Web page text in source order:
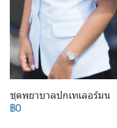
ชุดพยาบาลปกเทเลอร์มน
฿0